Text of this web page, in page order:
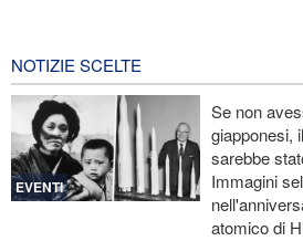
Nota conduttrice americana critica le
Ex Segretario alla Guerra di Trump:
guerra»
Il prezzo del petrolio torna a salire
NOTIZIE SCELTE
EVENTI
Se non
giapponesi,
sarebbe
Immagini
atomico di